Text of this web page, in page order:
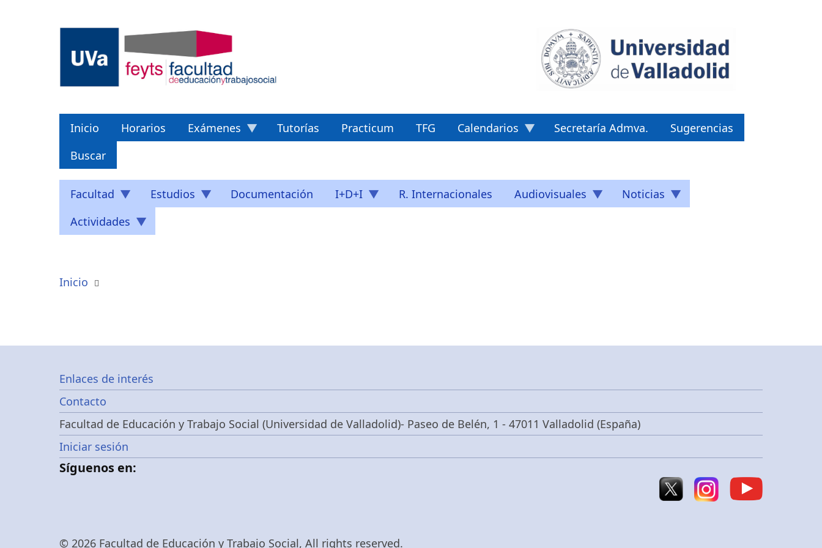
Inicio Horarios Exámenes Tutorías Practicum TFG Calendarios Secretaría Admva.
Sugerencias
Buscar
Facultad Estudios Documentación I+D+I R. Internacionales Audiovisuales
Noticias
Actividades
Inicio
Footer
menu
Enlaces de interés
Contacto
Facultad de Educación y Trabajo Social (Universidad de Valladolid)- Paseo de Belén, 1 - 47011 Valladolid (España)
Menú
de
Iniciar sesión
Síguenos en:
© 2026 Facultad de Educación y Trabajo Social, All rights reserved.